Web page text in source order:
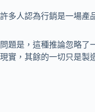
許多人認為行銷是一場產
問題是，這種推論忽略了
現實，其餘的一切只是製